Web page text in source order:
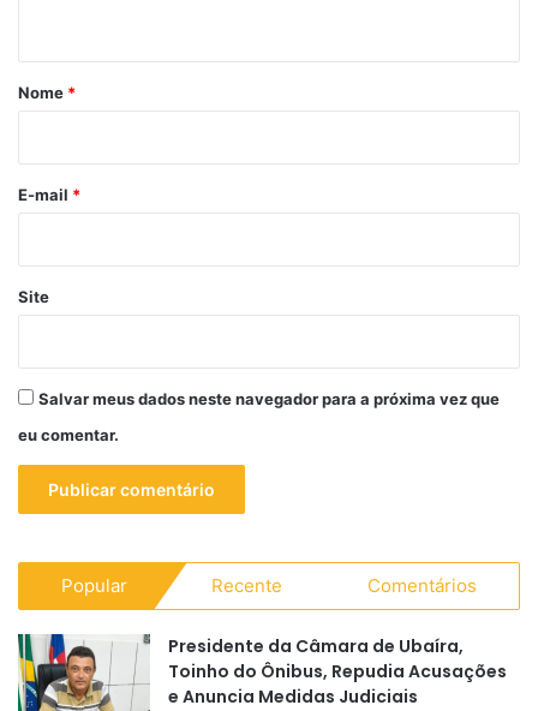
r
*
Nome *
E-mail *
Site
Salvar meus dados neste navegador para a próxima vez que
eu comentar.
Popular Recente Comentários
Presidente da Câmara de Ubaíra,
Toinho do Ônibus, Repudia Acusações
e Anuncia Medidas Judiciais